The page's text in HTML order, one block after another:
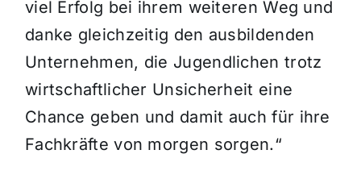
viel Erfolg bei ihrem weiteren Weg und
danke gleichzeitig den ausbildenden
Unternehmen, die Jugendlichen trotz
wirtschaftlicher Unsicherheit eine
Chance geben und damit auch für ihre
Fachkräfte von morgen sorgen.“